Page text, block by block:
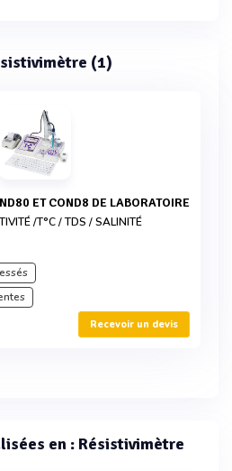
(1)
ET COND8 DE LABORATOIRE
/T°C / TDS / SALINITÉ
Recevoir un devis
en : Résistivimètre